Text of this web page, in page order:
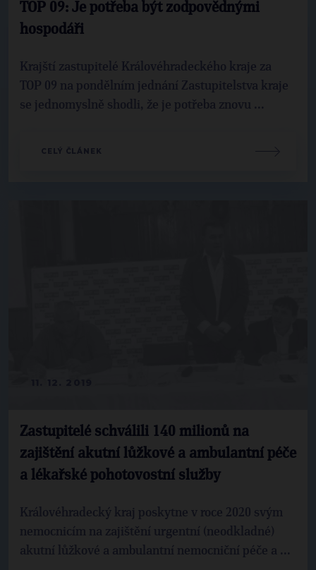
TOP 09: Je potřeba být zodpovědnými
hospodáři
Krajští zastupitelé Královéhradeckého kraje za
TOP 09 na pondělním jednání Zastupitelstva kraje
se jednomyslně shodli, že je potřeba znovu ...
CELÝ ČLÁNEK
Zastupitelé schválili 140 milionů na
zajištění akutní lůžkové a ambulantní péče
a lékařské pohotovostní služby
Královéhradecký kraj poskytne v roce 2020 svým
nemocnicím na zajištění urgentní (neodkladné)
akutní lůžkové a ambulantní nemocniční péče a ...